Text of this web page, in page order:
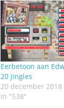
Eerbetoon aan
20 jingles
20 december 2018
In "538"